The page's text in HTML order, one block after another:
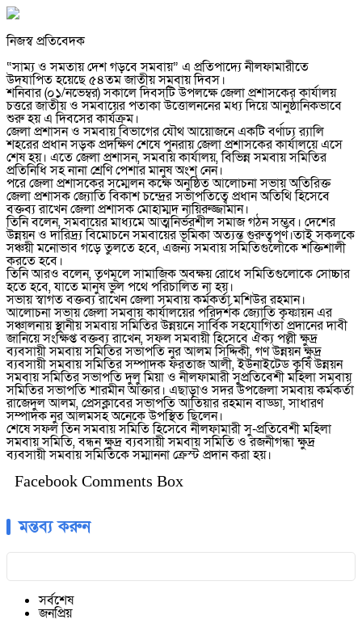
নিজস্ব প্রতিবেদক
“সাম্য ও সমতায় দেশ গড়বে সমবায়” এ প্রতিপাদ্যে নীলফামারীতে
উদযাপিত হয়েছে ৫৪তম জাতীয় সমবায় দিবস।
শনিবার (০১/নভেম্বর) সকালে দিবসটি উপলক্ষে জেলা প্রশাসকের কার্যালয়
চত্তরে জাতীয় ও সমবায়ের পতাকা উত্তোলননের মধ্য দিয়ে আনুষ্ঠানিকভাবে
শুরু হয় এ দিবসের কার্যক্রম।
জেলা প্রশাসন ও সমবায় বিভাগের যৌথ আয়োজনে একটি বর্ণাঢ্য র‌্যালি
শহরের প্রধান সড়ক প্রদক্ষিণ শেষে পুনরায় জেলা প্রশাসকের কার্যালয়ে এসে
শেষ হয়। এতে জেলা প্রশাসন, সমবায় কার্যালয়, বিভিন্ন সমবায় সমিতির
প্রতিনিধি সহ নানা শ্রেণি পেশার মানুষ অংশ নেন।
পরে জেলা প্রশাসকের সম্মেলন কক্ষে অনুষ্ঠিত আলোচনা সভায় অতিরিক্ত
জেলা প্রশাসক জ্যোতি বিকাশ চন্দ্রের সভাপতিত্বে প্রধান অতিথি হিসেবে
বক্তব্য রাখেন জেলা প্রশাসক মোহাম্মদ নায়িরুজ্জামান।
তিনি বলেন, সমবায়ের মাধ্যমে আত্মনির্ভরশীল সমাজ গঠন সম্ভব। দেশের
উন্নয়ন ও দারিদ্র্য বিমোচনে সমবায়ের ভূমিকা অত্যন্ত গুরুত্বপূর্ণ।তাই সকলকে
সঞ্চয়ী মনোভাব গড়ে তুলতে হবে, এজন্য সমবায় সমিতিগুলোকে শক্তিশালী
করতে হবে।
তিনি আরও বলেন, তৃণমূলে সামাজিক অবক্ষয় রোধে সমিতিগুলোকে সোচ্চার
হতে হবে, যাতে মানুষ ভুল পথে পরিচালিত না হয়।
সভায় স্বাগত বক্তব্য রাখেন জেলা সমবায় কর্মকর্তা মশিউর রহমান।
আলোচনা সভায় জেলা সমবায় কার্যালয়ের পরিদর্শক জ্যোতি কৃষ্ণায়ন এর
সঞ্চালনায় স্থানীয় সমবায় সমিতির উন্নয়নে সার্বিক সহযোগিতা প্রদানের দাবী
জানিয়ে সংক্ষিপ্ত বক্তব্য রাখেন, সফল সমবায়ী হিসেবে ঐক্য পল্লী ক্ষুদ্র
ব্যবসায়ী সমবায় সমিতির সভাপতি নুর আলম সিদ্দিকী, গণ উন্নয়ন ক্ষুদ্র
ব্যবসায়ী সমবায় সমিতির সম্পাদক ফরতাজ আলী, ইউনাইটেড কৃষি উন্নয়ন
সমবায় সমিতির সভাপতি দুলু মিয়া ও নীলফামারী সুপ্রতিবেশী মহিলা সমবায়
সমিতির সভাপতি শারমীন আক্তার। এছাড়াও সদর উপজেলা সমবায় কর্মকর্তা
রাজেদুল আলম, প্রেসক্লাবের সভাপতি আতিয়ার রহমান বাড্ডা, সাধারণ
সম্পাদক নুর আলমসহ অনেকে উপস্থিত ছিলেন।
শেষে সফল তিন সমবায় সমিতি হিসেবে নীলফামারী সু-প্রতিবেশী মহিলা
সমবায় সমিতি, বন্ধন ক্ষুদ্র ব্যবসায়ী সমবায় সমিতি ও রজনীগন্ধা ক্ষুদ্র
ব্যবসায়ী সমবায় সমিতিকে সম্মাননা ক্রেস্ট প্রদান করা হয়।
Facebook Comments Box
মন্তব্য করুন
সর্বশেষ
জনপ্রিয়